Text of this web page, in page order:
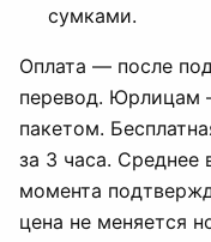
сумками.
Оплата — после
перевод. Юрлицам
пакетом.
за 3 часа.
момента
цена не меняется